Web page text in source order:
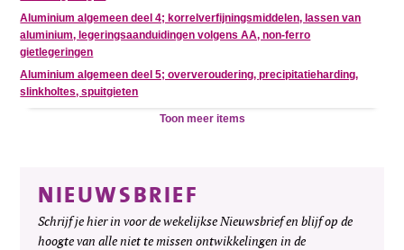
Aluminium algemeen deel 4; korrelverfijningsmiddelen, lassen van
aluminium, legeringsaanduidingen volgens AA, non-ferro
gietlegeringen
Aluminium algemeen deel 5; oververoudering, precipitatieharding,
slinkholtes, spuitgieten
Toon meer items
NIEUWSBRIEF
Schrijf je hier in voor de wekelijkse Nieuwsbrief en blijf op de
hoogte van alle niet te missen ontwikkelingen in de